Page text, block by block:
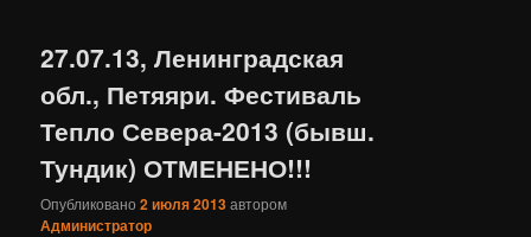
27.07.13, Ленинградская
обл., Петяяри. Фестиваль
Тепло Севера-2013 (бывш.
Тундик) ОТМЕНЕНО!!!
Опубликовано2 июля 2013автором
Администратор